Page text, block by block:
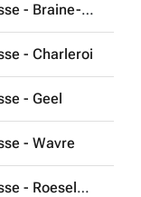
Appartement à vendre avec terrasse - Braine-le-Comte
- Charleroi
- Geel
- Wavre
Appartement à vendre avec terrasse - Roeselare